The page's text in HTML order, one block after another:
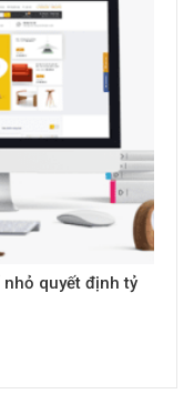
quyết định tỷ